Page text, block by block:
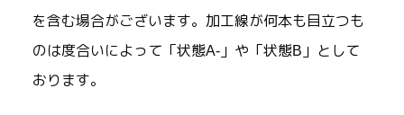
を含む場合がございます。加工線が何本も目立つも
のは度合いによって「状態A-」や「状態B」として
おります。